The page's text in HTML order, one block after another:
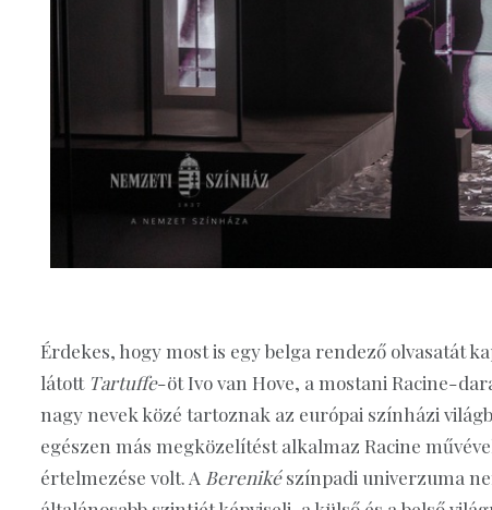
Érdekes, hogy most is egy belga rendező olvasatát
látott Tartuffe-öt Ivo van Hove, a mostani Racine-
nagy nevek közé tartoznak az európai színházi
egészen más megközelítést alkalmaz Racine
értelmezése volt. A Berenikészínpadi univerzuma